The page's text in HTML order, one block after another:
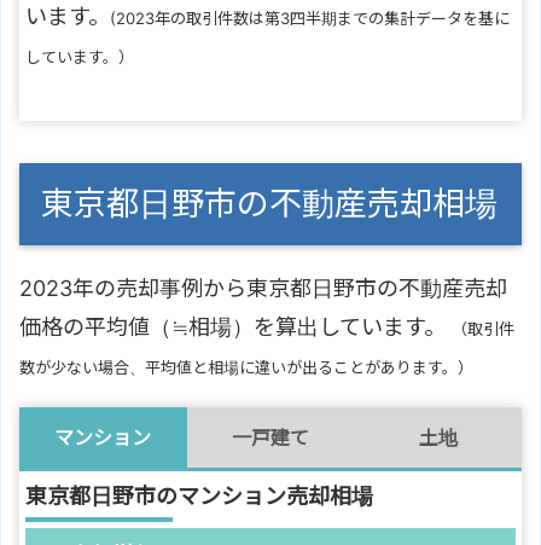
います。
(2023年の取引件数は第3四半期までの集計データを基に
しています。）
東京都日野市の不動産売却相場
2023年の売却事例から東京都日野市の不動産売却
価格の平均値（≒相場）を算出しています。
（取引件
数が少ない場合、平均値と相場に違いが出ることがあります。）
マンション 一戸建て 土地
東京都日野市のマンション売却相場